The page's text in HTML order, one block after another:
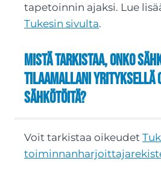
tapetoinnin ajaksi. Lue
Tukesin sivulta.
Mistä tarkistaa, onko
tilaamallani yrityksellä
sähkötöitä?
Voit tarkistaa oikeudet